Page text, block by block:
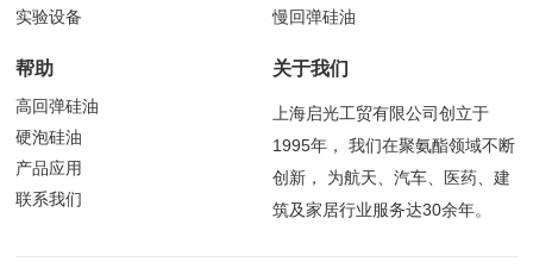
实验设备
慢回弹硅油
帮助
高回弹硅油
硬泡硅油
产品应用
联系我们
关于我们
上海启光工贸有限公司创立于
1995年， 我们在聚氨酯领域不断
创新， 为航天、汽车、医药、建
筑及家居行业服务达30余年。